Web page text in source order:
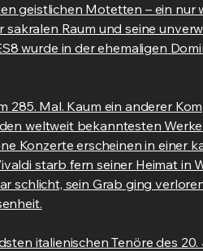
geistlichen Motetten – ein nur
Raum und seine
wurde in der ehemaligen
285. Mal. Kaum ein anderer
weltweit bekanntesten
Konzerte erscheinen in einer
starb fern seiner Heimat in
schlicht, sein Grab ging
italienischen Tenöre des